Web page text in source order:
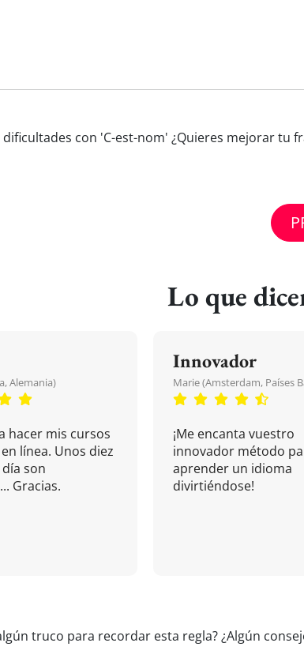
dificultades con 'C-est-nom' ¿Quieres mejorar tu
Lo que
Alemania)
hacer mis cursos
línea. Unos diez
son
Gracias.
Innovador
Marie (Amsterdam, Países
¡Me encanta vuestro
innovador método
aprender un idioma
divirtiéndose!
truco para recordar esta regla? ¿Algún